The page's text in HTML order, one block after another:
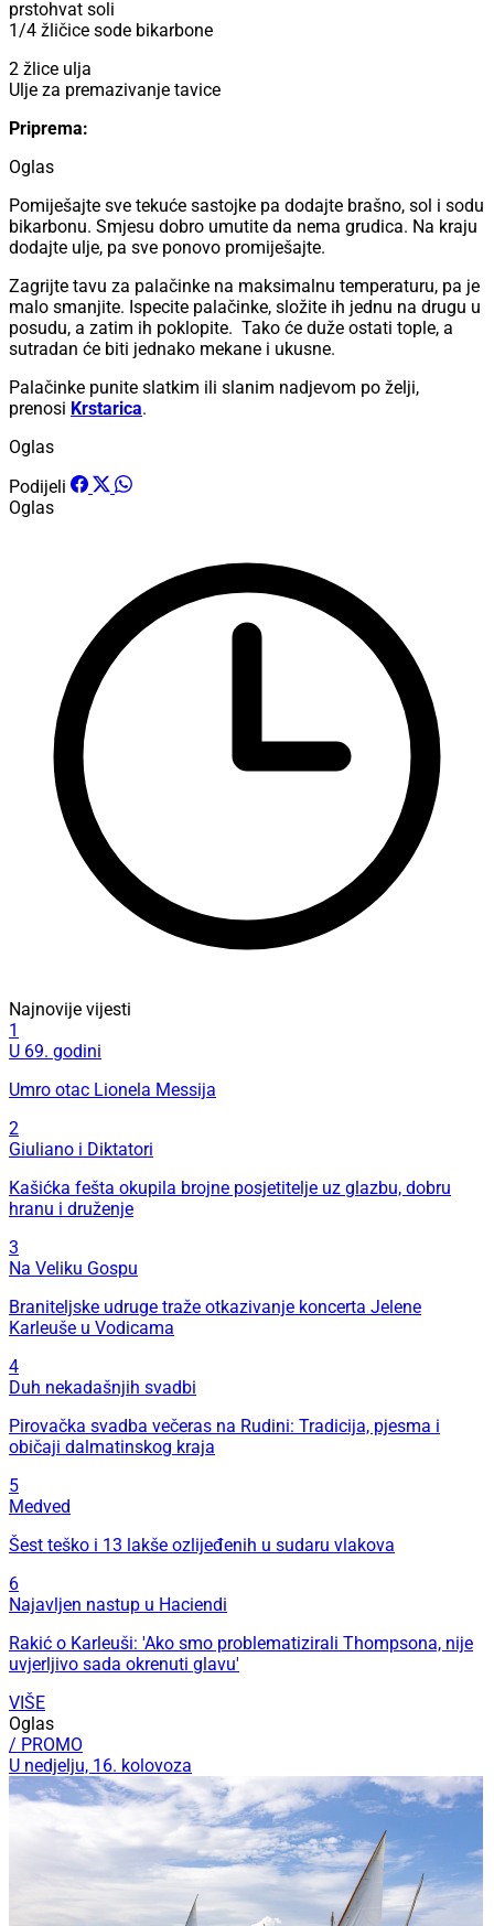
prstohvat soli
1/4 žličice sode bikarbone
2 žlice ulja
Ulje za premazivanje tavice
Priprema:
Oglas
Pomiješajte sve tekuće sastojke pa dodajte brašno, sol i sodu
bikarbonu. Smjesu dobro umutite da nema grudica. Na kraju
dodajte ulje, pa sve ponovo promiješajte.
Zagrijte tavu za palačinke na maksimalnu temperaturu, pa je
malo smanjite. Ispecite palačinke, složite ih jednu na drugu u
posudu, a zatim ih poklopite. Tako će duže ostati tople, a
sutradan će biti jednako mekane i ukusne.
Palačinke punite slatkim ili slanim nadjevom po želji,
prenosi Krstarica.
Oglas
Podijeli
Oglas
Najnovije vijesti
1
U 69. godini
Umro otac Lionela Messija
2
Giuliano i Diktatori
Kašićka fešta okupila brojne posjetitelje uz glazbu, dobru
hranu i druženje
3
Na Veliku Gospu
Braniteljske udruge traže otkazivanje koncerta Jelene
Karleuše u Vodicama
4
Duh nekadašnjih svadbi
Pirovačka svadba večeras na Rudini: Tradicija, pjesma i
običaji dalmatinskog kraja
5
Medved
Šest teško i 13 lakše ozlijeđenih u sudaru vlakova
6
Najavljen nastup u Haciendi
Rakić o Karleuši: 'Ako smo problematizirali Thompsona, nije
uvjerljivo sada okrenuti glavu'
VIŠE
Oglas
/ PROMO
U nedjelju, 16. kolovoza